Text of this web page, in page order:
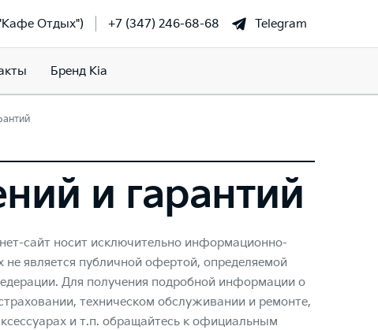
Отдых") +7 (347) 246-68-68 Telegram
Бренд Kia
и гарантий
сайт носит исключительно информационно-
является публичной офертой, определяемой
Для получения подробной информации о
техническом обслуживании и ремонте,
и т.п. обращайтесь к официальным